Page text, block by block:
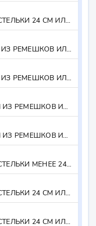
ПРОЧАЯ ОБУВЬ, С ДЛИНОЙ СТЕЛЬКИ 24 СМ ИЛИ БОЛЕЕ, ЖЕНСКАЯ, ЗАКРЫВАЮЩАЯ ЛОДЫЖКУ - - - - - - - женская
ПРОЧАЯ ОБУВЬ С СОЮЗКОЙ ИЗ РЕМЕШКОВ ИЛИ ИМЕЮЩАЯ ОДНУ ИЛИ БОЛЕЕ ПЕРФОРАЦИЙ, С ПОДОШВОЙ И КАБЛУКОМ ВЫСОТОЙ БОЛЕЕ 3 СМ - - - - - с подошвой и каблуком высотой более 3 см
ПРОЧАЯ ОБУВЬ С СОЮЗКОЙ ИЗ РЕМЕШКОВ ИЛИ ИМЕЮЩАЯ ОДНУ ИЛИ БОЛЕЕ ПЕРФОРАЦИЙ, С ДЛИНОЙ СТЕЛЬКИ МЕНЕЕ 24 СМ - - - - - - менее 24 см
ПРОЧАЯ ОБУВЬ, С СОЮЗКОЙ ИЗ РЕМЕШКОВ ИЛИ ИМЕЮЩАЯ ОДНУ ИЛИ БОЛЕЕ ПЕРФОРАЦИЙ, С ДЛИНОЙ СТЕЛЬКИ 24 СМ ИЛИ БОЛЕЕ, МУЖСКАЯ - - - - - - - - мужская
ПРОЧАЯ ОБУВЬ, С СОЮЗКОЙ ИЗ РЕМЕШКОВ ИЛИ ИМЕЮЩАЯ ОДНУ ИЛИ БОЛЕЕ ПЕРФОРАЦИЙ, С ДЛИНОЙ СТЕЛЬКИ 24 СМ ИЛИ БОЛЕЕ, ЖЕНСКАЯ - - - - - - - - женская
ПРОЧАЯ ОБУВЬ, С ДЛИНОЙ СТЕЛЬКИ МЕНЕЕ 24 СМ - - - - - менее 24 см
ПРОЧАЯ ОБУВЬ, С ДЛИНОЙ СТЕЛЬКИ 24 СМ ИЛИ БОЛЕЕ, МУЖСКАЯ - - - - - - - мужская
ПРОЧАЯ ОБУВЬ, С ДЛИНОЙ СТЕЛЬКИ 24 СМ ИЛИ БОЛЕЕ, ЖЕНСКАЯ - - - - - - - женская